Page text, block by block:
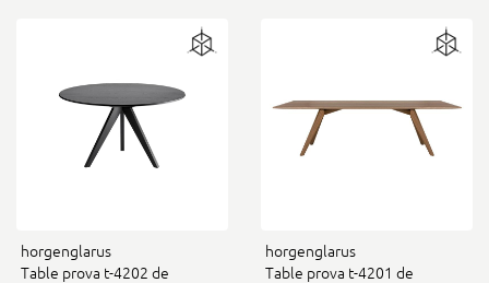
horgenglarus
Table prova t-4202 de
horgenglarus
Table prova t-4201 de